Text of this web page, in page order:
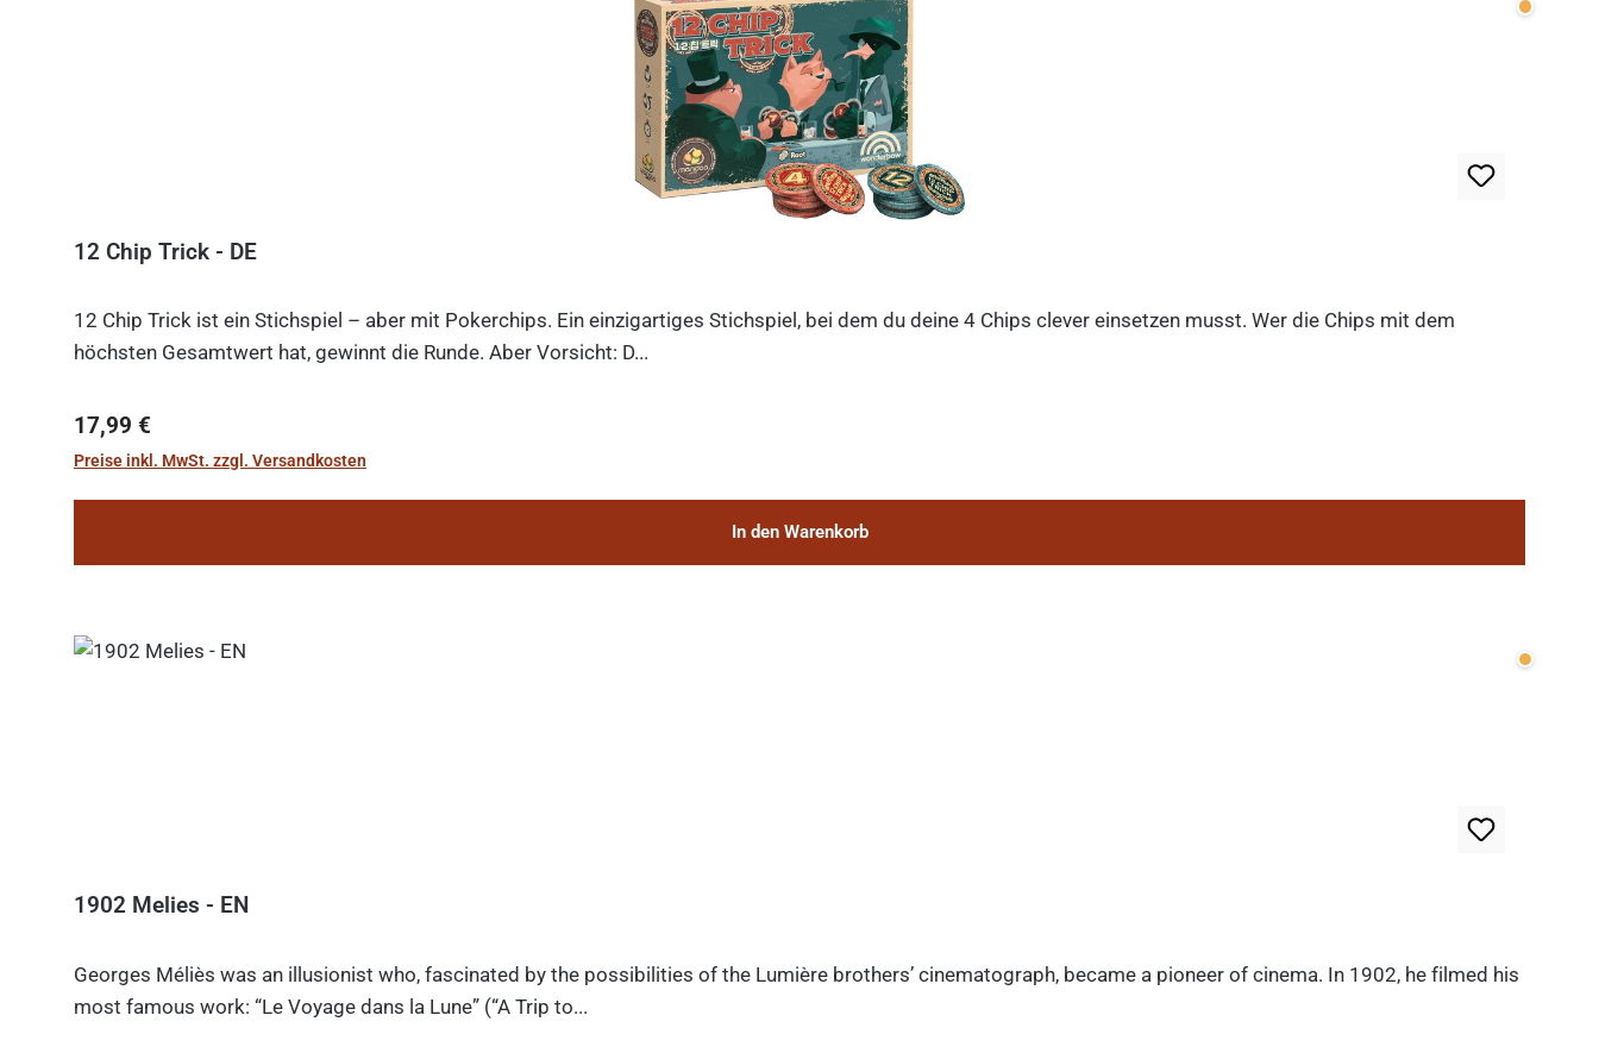
Wenige
12 Chip Trick - DE
12 Chip Trick ist ein Stichspiel – aber mit Pokerchips. Ein einzigartiges Stichspiel, bei dem du deine 4 Chips clever einsetzen musst. Wer die Chips mit dem
höchsten Gesamtwert hat, gewinnt die Runde. Aber Vorsicht: D...
Regulärer Preis:
17,99 €
Preise inkl. MwSt. zzgl. Versandkosten
In den Warenkorb
Wenige
1902 Melies - EN
Georges Méliès was an illusionist who, fascinated by the possibilities of the Lumière brothers’ cinematograph, became a pioneer of cinema. In 1902, he filmed his
most famous work: “Le Voyage dans la Lune” (“A Trip to...